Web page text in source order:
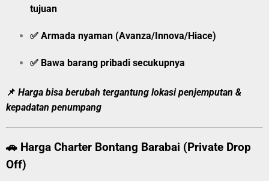
tujuan
✅ Armada nyaman (Avanza/Innova/Hiace)
✅ Bawa barang pribadi secukupnya
📌 Harga bisa berubah tergantung lokasi penjemputan &
kepadatan penumpang
🚗 Harga Charter Bontang Barabai (Private Drop
Off)